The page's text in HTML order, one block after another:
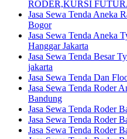
RODER,KURSI
Jasa Sewa Tenda Aneka
Bogor
Jasa Sewa Tenda Aneka
Hanggar Jakarta
Jasa Sewa Tenda Besar
jakarta
Jasa Sewa Tenda Dan
Jasa Sewa Tenda Roder
Bandung
Jasa Sewa Tenda Roder
Jasa Sewa Tenda Roder
Jasa Sewa Tenda Roder